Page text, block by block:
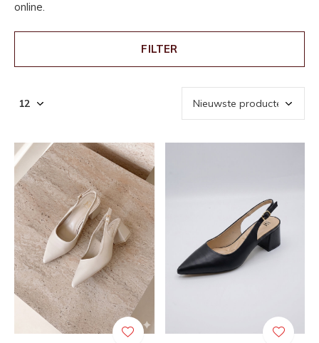
online.
FILTER